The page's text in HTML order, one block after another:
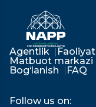
Agentlik Faoliyat
Matbuot markazi
Bog‘lanish
FAQ
Follow us on: